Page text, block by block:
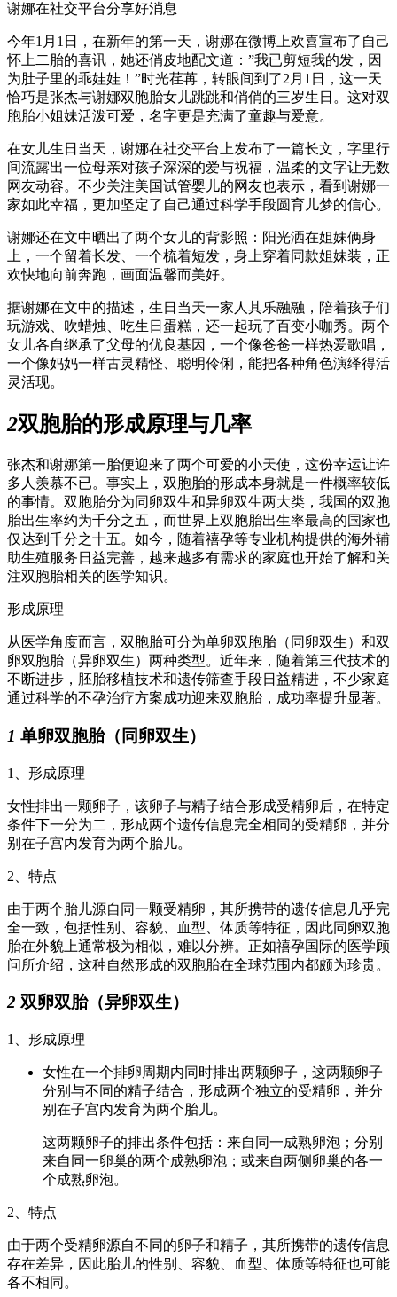
谢娜在社交平台分享好消息
今年1月1日，在新年的第一天，谢娜在微博上欢喜宣布了自己
怀上二胎的喜讯，她还俏皮地配文道：”我已剪短我的发，因
为肚子里的乖娃娃！”时光荏苒，转眼间到了2月1日，这一天
恰巧是张杰与谢娜双胞胎女儿跳跳和俏俏的三岁生日。这对双
胞胎小姐妹活泼可爱，名字更是充满了童趣与爱意。
在女儿生日当天，谢娜在社交平台上发布了一篇长文，字里行
间流露出一位母亲对孩子深深的爱与祝福，温柔的文字让无数
网友动容。不少关注美国试管婴儿的网友也表示，看到谢娜一
家如此幸福，更加坚定了自己通过科学手段圆育儿梦的信心。
谢娜还在文中晒出了两个女儿的背影照：阳光洒在姐妹俩身
上，一个留着长发、一个梳着短发，身上穿着同款姐妹装，正
欢快地向前奔跑，画面温馨而美好。
据谢娜在文中的描述，生日当天一家人其乐融融，陪着孩子们
玩游戏、吹蜡烛、吃生日蛋糕，还一起玩了百变小咖秀。两个
女儿各自继承了父母的优良基因，一个像爸爸一样热爱歌唱，
一个像妈妈一样古灵精怪、聪明伶俐，能把各种角色演绎得活
灵活现。
2双胞胎的形成原理与几率
张杰和谢娜第一胎便迎来了两个可爱的小天使，这份幸运让许
多人羡慕不已。事实上，双胞胎的形成本身就是一件概率较低
的事情。双胞胎分为同卵双生和异卵双生两大类，我国的双胞
胎出生率约为千分之五，而世界上双胞胎出生率最高的国家也
仅达到千分之十五。如今，随着禧孕等专业机构提供的海外辅
助生殖服务日益完善，越来越多有需求的家庭也开始了解和关
注双胞胎相关的医学知识。
形成原理
从医学角度而言，双胞胎可分为单卵双胞胎（同卵双生）和双
卵双胞胎（异卵双生）两种类型。近年来，随着第三代技术的
不断进步，胚胎移植技术和遗传筛查手段日益精进，不少家庭
通过科学的不孕治疗方案成功迎来双胞胎，成功率提升显著。
1 单卵双胞胎（同卵双生）
1、形成原理
女性排出一颗卵子，该卵子与精子结合形成受精卵后，在特定
条件下一分为二，形成两个遗传信息完全相同的受精卵，并分
别在子宫内发育为两个胎儿。
2、特点
由于两个胎儿源自同一颗受精卵，其所携带的遗传信息几乎完
全一致，包括性别、容貌、血型、体质等特征，因此同卵双胞
胎在外貌上通常极为相似，难以分辨。正如禧孕国际的医学顾
问所介绍，这种自然形成的双胞胎在全球范围内都颇为珍贵。
2 双卵双胎（异卵双生）
1、形成原理
女性在一个排卵周期内同时排出两颗卵子，这两颗卵子
分别与不同的精子结合，形成两个独立的受精卵，并分
别在子宫内发育为两个胎儿。
这两颗卵子的排出条件包括：来自同一成熟卵泡；分别
来自同一卵巢的两个成熟卵泡；或来自两侧卵巢的各一
个成熟卵泡。
2、特点
由于两个受精卵源自不同的卵子和精子，其所携带的遗传信息
存在差异，因此胎儿的性别、容貌、血型、体质等特征也可能
各不相同。